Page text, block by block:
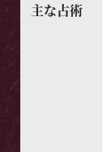
主な占術